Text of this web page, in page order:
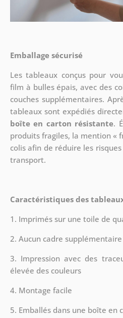
Emballage sécurisé
Les tableaux conçus pour
film à bulles épais, avec des
couches supplémentaires.
tableaux sont expédiés
boîte en carton résistante.
produits fragiles, la mention «
colis afin de réduire les
transport.
Caractéristiques des
1. Imprimés sur une toile de
2. Aucun cadre
3. Impression avec des
élevée des couleurs
4. Montage facile
5. Emballés dans une boîte en